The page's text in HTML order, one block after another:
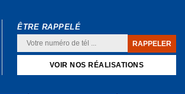
ÊTRE RAPPELÉ
VOIR NOS RÉALISATIONS